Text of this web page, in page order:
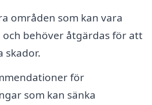
områden som kan vara
och behöver åtgärdas för att
skador.
för
som kan sänka